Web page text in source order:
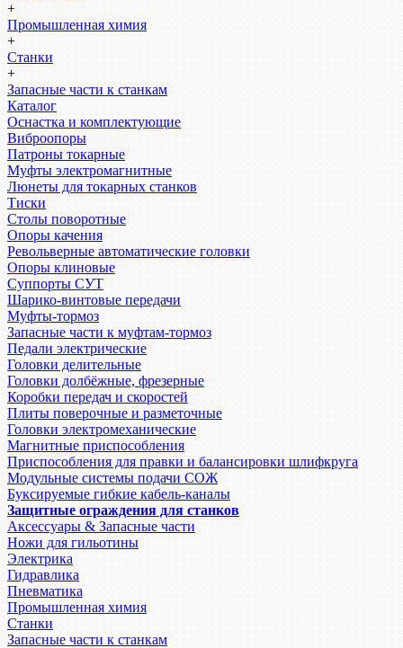
+
Промышленная химия
+
Станки
+
Запасные части к станкам
Каталог
Оснастка и комплектующие
Виброопоры
Патроны токарные
Муфты электромагнитные
Люнеты для токарных станков
Тиски
Столы поворотные
Опоры качения
Револьверные автоматические головки
Опоры клиновые
Суппорты СУТ
Шарико-винтовые передачи
Муфты-тормоз
Запасные части к муфтам-тормоз
Педали электрические
Головки делительные
Головки долбёжные, фрезерные
Коробки передач и скоростей
Плиты поверочные и разметочные
Головки электромеханические
Магнитные приспособления
Приспособления для правки и балансировки шлифкруга
Модульные системы подачи СОЖ
Буксируемые гибкие кабель-каналы
Защитные ограждения для станков
Аксессуары & Запасные части
Ножи для гильотины
Электрика
Гидравлика
Пневматика
Промышленная химия
Станки
Запасные части к станкам